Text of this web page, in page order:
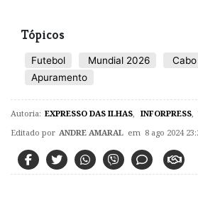
Tópicos
Futebol Mundial 2026
Apuramento
Autoria: EXPRESSO DAS ILHAS INFORPRESS
Editado por ANDRE AMARAL em 8 ago 2024